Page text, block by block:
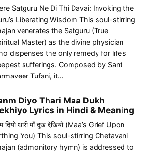
Satguru Ne Di Thi Davai: Invoking the
Liberating Wisdom This soul-stirring
venerates the Satguru (True
Master) as the divine physician
dispenses the only remedy for life’s
sufferings. Composed by Sant
Tufani, it…
Diyo Thari Maa Dukh
Lyrics in Hindi & Meaning
दियो थारी माँ दुख देखियो (Maa’s Grief Upon
You) This soul-stirring Chetavani
(admonitory hymn) is addressed to